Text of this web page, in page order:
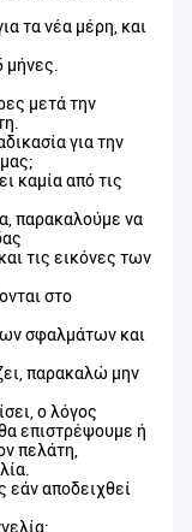
τα νέα μέρη, και
μήνες.
μετά την
για την
καμία από τις
παρακαλούμε να
τις εικόνες των
στο
σφαλμάτων και
παρακαλώ μην
ο λόγος
επιστρέψουμε ή
πελάτη,
εάν αποδειχθεί